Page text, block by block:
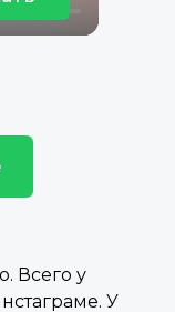
Всего у
У